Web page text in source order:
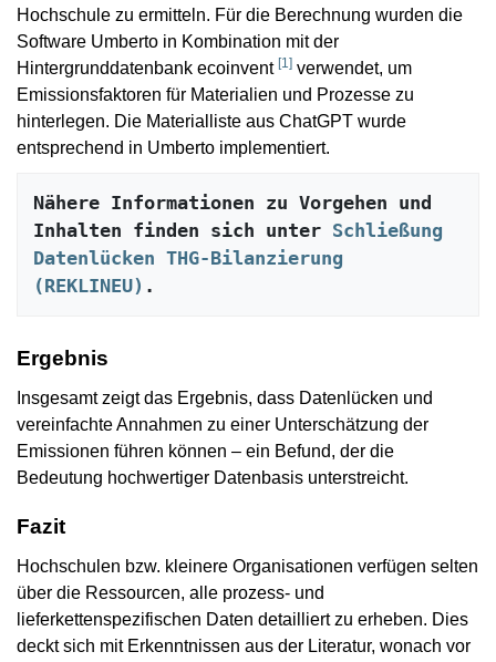
Hochschule zu ermitteln. Für die Berechnung wurden die
Software Umberto in Kombination mit der
Hintergrunddatenbank ecoinvent [1] verwendet, um
Emissionsfaktoren für Materialien und Prozesse zu
hinterlegen. Die Materialliste aus ChatGPT wurde
entsprechend in Umberto implementiert.
Nähere Informationen zu Vorgehen und
Inhalten finden sich unter Schließung
Datenlücken THG-Bilanzierung
(REKLINEU) .
Ergebnis
Insgesamt zeigt das Ergebnis, dass Datenlücken und
vereinfachte Annahmen zu einer Unterschätzung der
Emissionen führen können – ein Befund, der die
Bedeutung hochwertiger Datenbasis unterstreicht.
Fazit
Hochschulen bzw. kleinere Organisationen verfügen selten
über die Ressourcen, alle prozess- und
lieferkettenspezifischen Daten detailliert zu erheben. Dies
deckt sich mit Erkenntnissen aus der Literatur, wonach vor